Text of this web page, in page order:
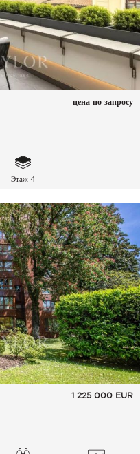
цена по запросу
Этаж 4
1 225 000 EUR